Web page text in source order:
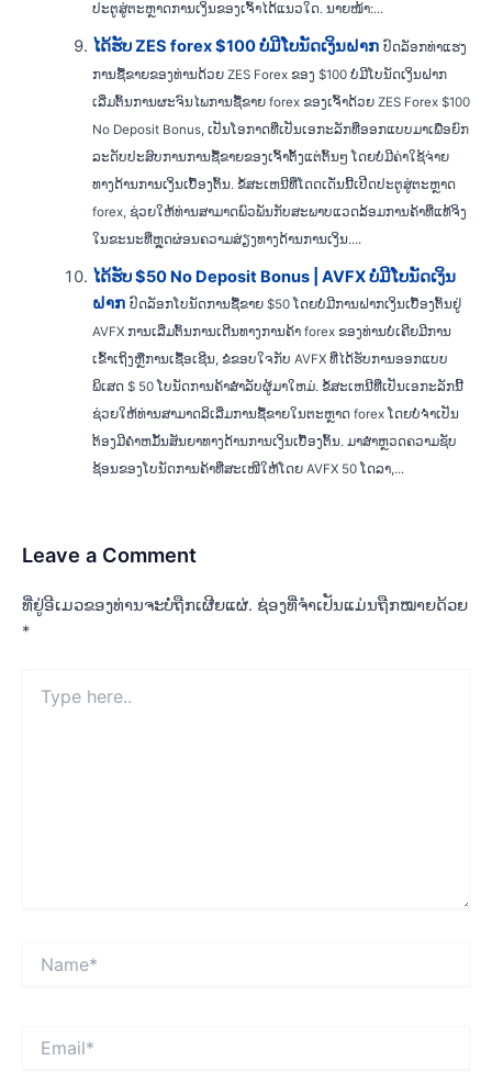
ປະຕູສູ່ຕະຫຼາດການເງິນຂອງເຈົ້າໄດ້ແນວໃດ. ນາຍໜ້າ:...
ໄດ້ຮັບ ZES forex $100 ບໍ່ມີໂບນັດເງິນຝາກ ປົດລັອກທ່າແຮງ
ການຊື້ຂາຍຂອງທ່ານດ້ວຍ ZES Forex ຂອງ $100 ບໍ່ມີໂບນັດເງິນຝາກ
ເລີ່ມຕົ້ນການຜະຈົນໄພການຊື້ຂາຍ forex ຂອງເຈົ້າດ້ວຍ ZES Forex $100
No Deposit Bonus, ເປັນໂອກາດທີ່ເປັນເອກະລັກທີ່ອອກແບບມາເພື່ອຍົກ
ລະດັບປະສົບການການຊື້ຂາຍຂອງເຈົ້າຕັ້ງແຕ່ຕົ້ນໆ ໂດຍບໍ່ມີຄ່າໃຊ້ຈ່າຍ
ທາງດ້ານການເງິນເບື້ອງຕົ້ນ. ຂໍ້ສະເຫນີທີ່ໂດດເດັ່ນນີ້ເປີດປະຕູສູ່ຕະຫຼາດ
forex, ຊ່ວຍໃຫ້ທ່ານສາມາດພົວພັນກັບສະພາບແວດລ້ອມການຄ້າທີ່ແທ້ຈິງ
ໃນຂະນະທີ່ຫຼຸດຜ່ອນຄວາມສ່ຽງທາງດ້ານການເງິນ....
ໄດ້ຮັບ $50 No Deposit Bonus | AVFX ບໍ່ມີໂບນັດເງິນ
ຝາກ ປົດລັອກໂບນັດການຊື້ຂາຍ $50 ໂດຍບໍ່ມີການຝາກເງິນເບື້ອງຕົ້ນຢູ່
AVFX ການເລີ່ມຕົ້ນການເດີນທາງການຄ້າ forex ຂອງທ່ານບໍ່ເຄີຍມີການ
ເຂົ້າເຖິງຫຼືການເຊື້ອເຊີນ, ຂໍຂອບໃຈກັບ AVFX ທີ່ໄດ້ຮັບການອອກແບບ
ພິເສດ $ 50 ໂບນັດການຄ້າສໍາລັບຜູ້ມາໃຫມ່. ຂໍ້ສະເຫນີທີ່ເປັນເອກະລັກນີ້
ຊ່ວຍໃຫ້ທ່ານສາມາດລິເລີ່ມການຊື້ຂາຍໃນຕະຫຼາດ forex ໂດຍບໍ່ຈໍາເປັນ
ຕ້ອງມີຄໍາຫມັ້ນສັນຍາທາງດ້ານການເງິນເບື້ອງຕົ້ນ. ມາສຳຫຼວດຄວາມຊັບ
ຊ້ອນຂອງໂບນັດການຄ້າທີ່ສະເໜີໃຫ້ໂດຍ AVFX 50 ໂດລາ,...
Leave a Comment
ທີ່ຢູ່ອີເມວຂອງທ່ານຈະບໍ່ຖືກເຜີຍແຜ່. ຊ່ອງທີ່ຈຳເປັນແມ່ນຖືກໝາຍດ້ວຍ
*
here..